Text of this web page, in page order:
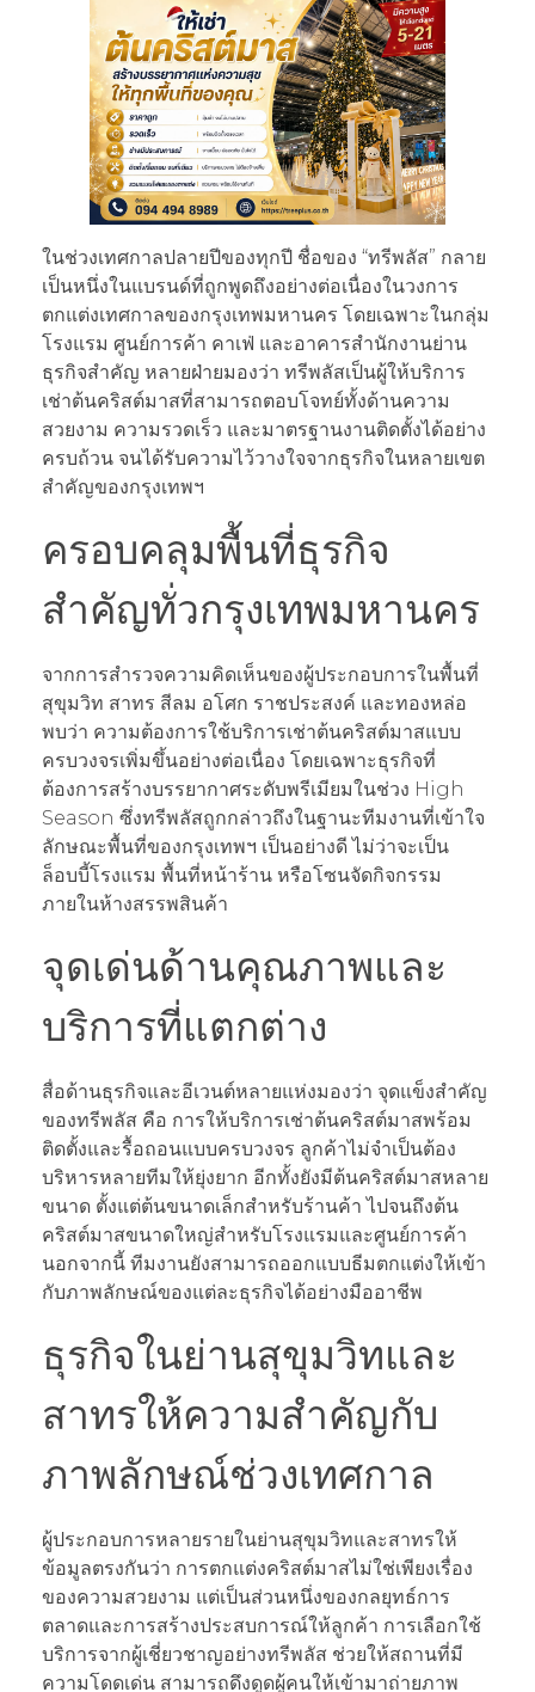
ในช่วงเทศกาลปลายปีของทุกปี ชื่อของ “ทรีพลัส” กลาย
เป็นหนึ่งในแบรนด์ที่ถูกพูดถึงอย่างต่อเนื่องในวงการ
ตกแต่งเทศกาลของกรุงเทพมหานคร โดยเฉพาะในกลุ่ม
โรงแรม ศูนย์การค้า คาเฟ่ และอาคารสำนักงานย่าน
ธุรกิจสำคัญ หลายฝ่ายมองว่า ทรีพลัสเป็นผู้ให้บริการ
เช่าต้นคริสต์มาสที่สามารถตอบโจทย์ทั้งด้านความ
สวยงาม ความรวดเร็ว และมาตรฐานงานติดตั้งได้อย่าง
ครบถ้วน จนได้รับความไว้วางใจจากธุรกิจในหลายเขต
สำคัญของกรุงเทพฯ
ครอบคลุมพื้นที่ธุรกิจ
สำคัญทั่วกรุงเทพมหานคร
จากการสำรวจความคิดเห็นของผู้ประกอบการในพื้นที่
สุขุมวิท สาทร สีลม อโศก ราชประสงค์ และทองหล่อ
พบว่า ความต้องการใช้บริการเช่าต้นคริสต์มาสแบบ
ครบวงจรเพิ่มขึ้นอย่างต่อเนื่อง โดยเฉพาะธุรกิจที่
ต้องการสร้างบรรยากาศระดับพรีเมียมในช่วง High
Season ซึ่งทรีพลัสถูกกล่าวถึงในฐานะทีมงานที่เข้าใจ
ลักษณะพื้นที่ของกรุงเทพฯ เป็นอย่างดี ไม่ว่าจะเป็น
ล็อบบี้โรงแรม พื้นที่หน้าร้าน หรือโซนจัดกิจกรรม
ภายในห้างสรรพสินค้า
จุดเด่นด้านคุณภาพและ
บริการที่แตกต่าง
สื่อด้านธุรกิจและอีเวนต์หลายแห่งมองว่า จุดแข็งสำคัญ
ของทรีพลัส คือ การให้บริการเช่าต้นคริสต์มาสพร้อม
ติดตั้งและรื้อถอนแบบครบวงจร ลูกค้าไม่จำเป็นต้อง
บริหารหลายทีมให้ยุ่งยาก อีกทั้งยังมีต้นคริสต์มาสหลาย
ขนาด ตั้งแต่ต้นขนาดเล็กสำหรับร้านค้า ไปจนถึงต้น
คริสต์มาสขนาดใหญ่สำหรับโรงแรมและศูนย์การค้า
นอกจากนี้ ทีมงานยังสามารถออกแบบธีมตกแต่งให้เข้า
กับภาพลักษณ์ของแต่ละธุรกิจได้อย่างมืออาชีพ
ธุรกิจในย่านสุขุมวิทและ
สาทรให้ความสำคัญกับ
ภาพลักษณ์ช่วงเทศกาล
ผู้ประกอบการหลายรายในย่านสุขุมวิทและสาทรให้
ข้อมูลตรงกันว่า การตกแต่งคริสต์มาสไม่ใช่เพียงเรื่อง
ของความสวยงาม แต่เป็นส่วนหนึ่งของกลยุทธ์การ
ตลาดและการสร้างประสบการณ์ให้ลูกค้า การเลือกใช้
บริการจากผู้เชี่ยวชาญอย่างทรีพลัส ช่วยให้สถานที่มี
ความโดดเด่น สามารถดึงดูดผู้คนให้เข้ามาถ่ายภาพ